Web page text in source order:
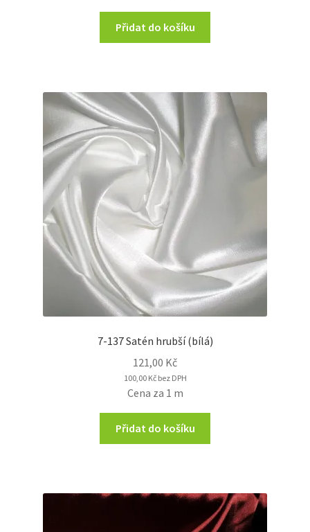
Přidat do košíku
7-137 Satén hrubší (bílá)
121,00 Kč
100,00 Kčbez DPH
Cena za 1 m
Přidat do košíku